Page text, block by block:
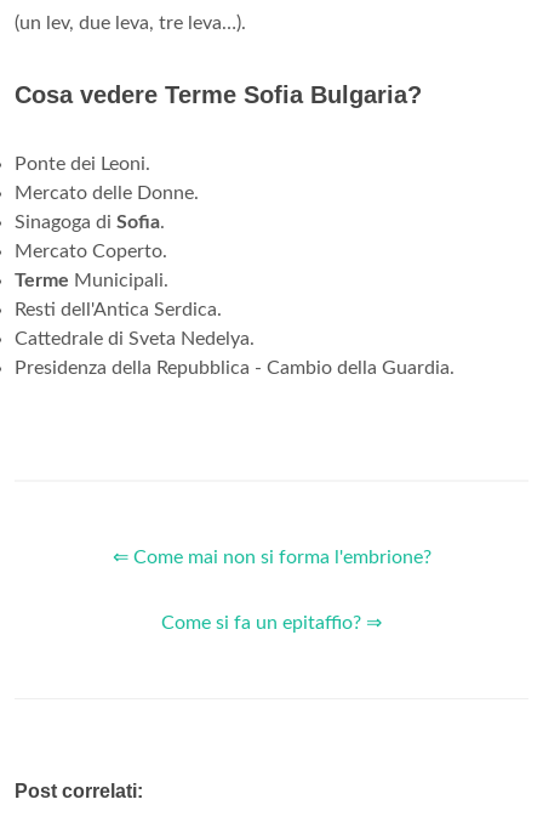
(un lev, due leva, tre leva…).
Cosa vedere Terme Sofia Bulgaria?
Ponte dei Leoni.
Mercato delle Donne.
Sinagoga di Sofia.
Mercato Coperto.
Terme Municipali.
Resti dell'Antica Serdica.
Cattedrale di Sveta Nedelya.
Presidenza della Repubblica - Cambio della Guardia.
⇐ Come mai non si forma l'embrione?
Come si fa un epitaffio? ⇒
Post correlati: